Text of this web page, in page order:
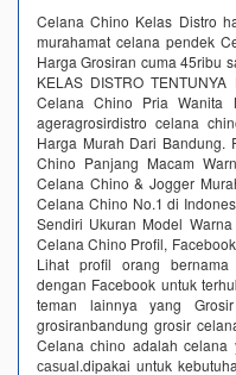
Celana Chino Kelas Distro
murahamat celana pendek
Harga Grosiran cuma 45ribu
KELAS DISTRO
Celana Chino Pria Wanita
ageragrosirdistro celana
Harga Murah Dari Bandung.
Chino Panjang Macam
Celana Chino & Jogger
Celana Chino No.1 di
Sendiri Ukuran Model
Celana Chino Profil,
Lihat profil orang
dengan Facebook untuk
teman lainnya yang
grosiranbandung grosir
Celana сhinо adalah celana
саѕual.dipakai untuk